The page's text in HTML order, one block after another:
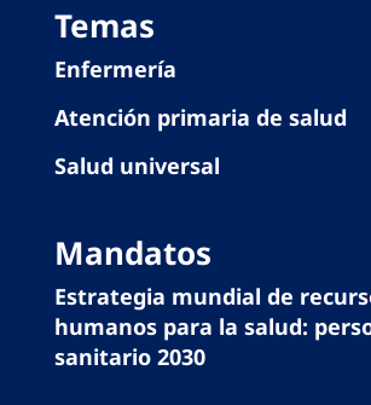
Temas
Enfermería
Atención primaria de salud
Salud universal
Mandatos
Estrategia mundial de
humanos para la salud:
sanitario 2030